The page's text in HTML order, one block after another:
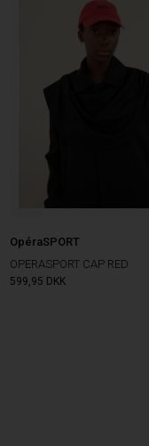
OpéraSPORT
OPERASPORT CAP RED
599,95 DKK